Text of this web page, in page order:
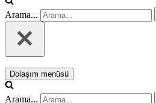
Arama...
Dolaşım menüsü
Arama...